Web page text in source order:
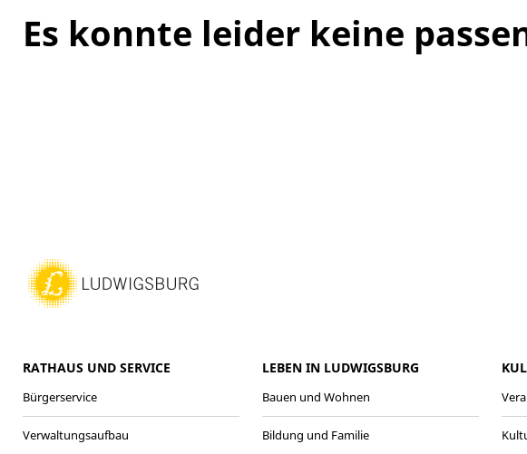
Es konnte leider keine
RATHAUS UND SERVICE
Bürgerservice
Verwaltungsaufbau
LEBEN IN LUDWIGSBURG
Bauen und Wohnen
Bildung und Familie